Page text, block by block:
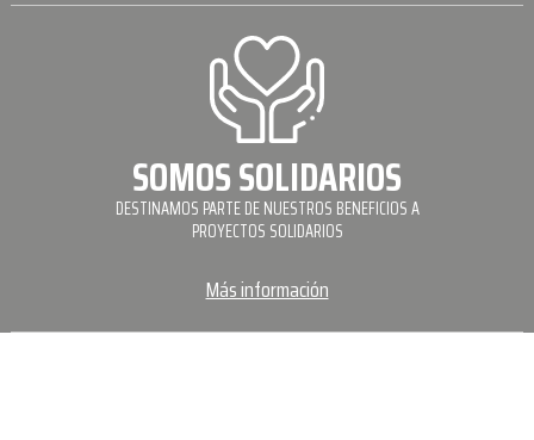
SOMOS SOLIDARIOS
DESTINAMOS PARTE DE NUESTROS BENEFICIOS A
PROYECTOS SOLIDARIOS
Más información